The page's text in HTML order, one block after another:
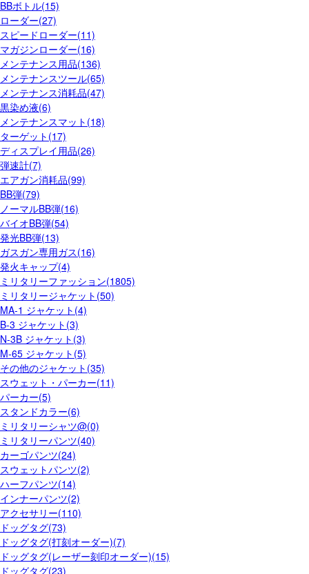
BBボトル(15)
ローダー(27)
スピードローダー(11)
マガジンローダー(16)
メンテナンス用品(136)
メンテナンスツール(65)
メンテナンス消耗品(47)
黒染め液(6)
メンテナンスマット(18)
ターゲット(17)
ディスプレイ用品(26)
弾速計(7)
エアガン消耗品(99)
BB弾(79)
ノーマルBB弾(16)
バイオBB弾(54)
発光BB弾(13)
ガスガン専用ガス(16)
発火キャップ(4)
ミリタリーファッション(1805)
ミリタリージャケット(50)
MA-1 ジャケット(4)
B-3 ジャケット(3)
N-3B ジャケット(3)
M-65 ジャケット(5)
その他のジャケット(35)
スウェット・パーカー(11)
パーカー(5)
スタンドカラー(6)
ミリタリーシャツ@(0)
ミリタリーパンツ(40)
カーゴパンツ(24)
スウェットパンツ(2)
ハーフパンツ(14)
インナーパンツ(2)
アクセサリー(110)
ドッグタグ(73)
ドッグタグ(打刻オーダー)(7)
ドッグタグ(レーザー刻印オーダー)(15)
ドッグタグ(23)